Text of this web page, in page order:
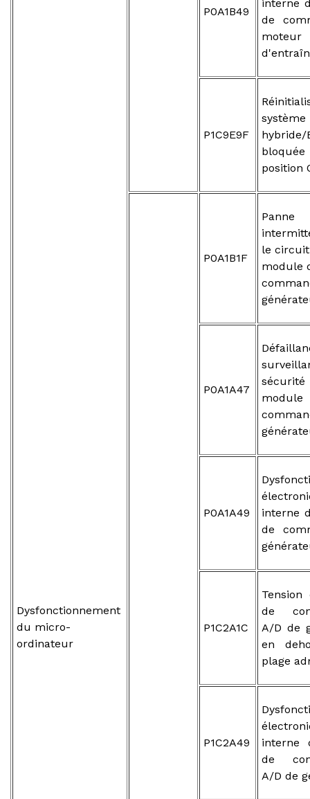
Dysfonctionnement
du micro-
ordinateur
P0A1B49
interne
de
moteur
P1C9E9F
système
hybride/
position
P0A1B1F
Panne
le
module
P0A1A47
P0A1A49
interne
de
P1C2A1C
de
A/D de
en
plage
P1C2A49
interne
de
A/D de